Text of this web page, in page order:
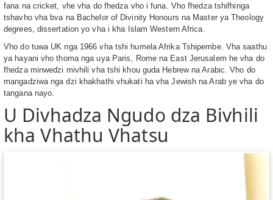
fana na cricket, vhe vha do fhedza vho i funa. Vho fhedza tshifhinga
tshavho vha bva na Bachelor of Divinity Honours na Master ya Theology
degrees, dissertation yo vha i kha Islam Western Africa.
Vho do tuwa UK nga 1966 vha tshi humela Afrika Tshipembe. Vha saathu
ya hayani vho thoma nga uya Paris, Rome na East Jerusalem he vha do
fhedza minwedzi mivhili vha tshi khou guda Hebrew na Arabic. Vho do
mangadziwa nga dzi khakhathi vhukati ha vha Jewish na Arab ye vha do
tangana nayo.
U Divhadza Ngudo dza Bivhili
kha Vhathu Vhatsu